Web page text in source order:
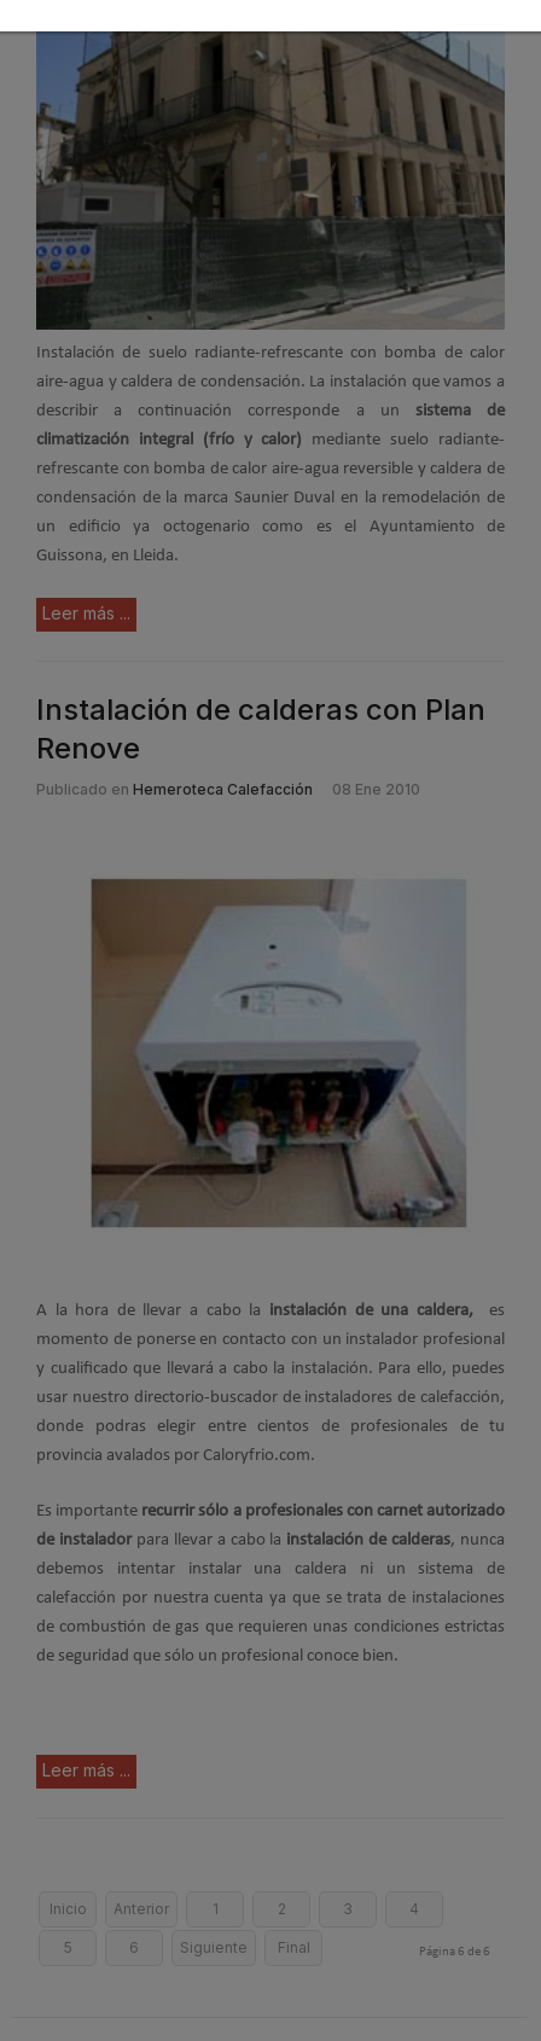
Instalación de suelo radiante-refrescante con bomba de calor
aire-agua y caldera de condensación. La instalación que vamos a
describir a continuación corresponde a un sistema de
climatización integral (frío y calor) mediante suelo radiante-
refrescante con bomba de calor aire-agua reversible y caldera de
condensación de la marca Saunier Duval en la remodelación de
un edificio ya octogenario como es el Ayuntamiento de
Guissona, en Lleida.
Leer más ...
Instalación de calderas con Plan
Renove
Publicado en Hemeroteca Calefacción 08 Ene 2010
A la hora de llevar a cabo la instalación de una caldera, es
momento de ponerse en contacto con un instalador profesional
y cualificado que llevará a cabo la instalación. Para ello, puedes
usar nuestro directorio-buscador de instaladores de calefacción,
donde podras elegir entre cientos de profesionales de tu
provincia avalados por Caloryfrio.com.
Es importante recurrir sólo a profesionales con carnet autorizado
de instaladorpara llevar a cabo la instalación de calderas, nunca
debemos intentar instalar una caldera ni un sistema de
calefacción por nuestra cuenta ya que se trata de instalaciones
de combustión de gas que requieren unas condiciones estrictas
de seguridad que sólo un profesional conoce bien.
Leer más ...
Inicio Anterior 1 2 3 4
5 6 Siguiente Final Página 6 de 6